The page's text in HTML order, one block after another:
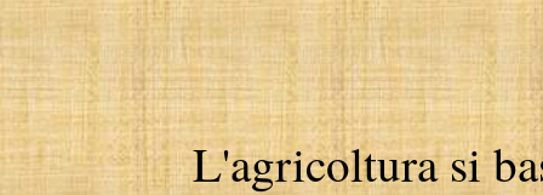
L'agricoltura si